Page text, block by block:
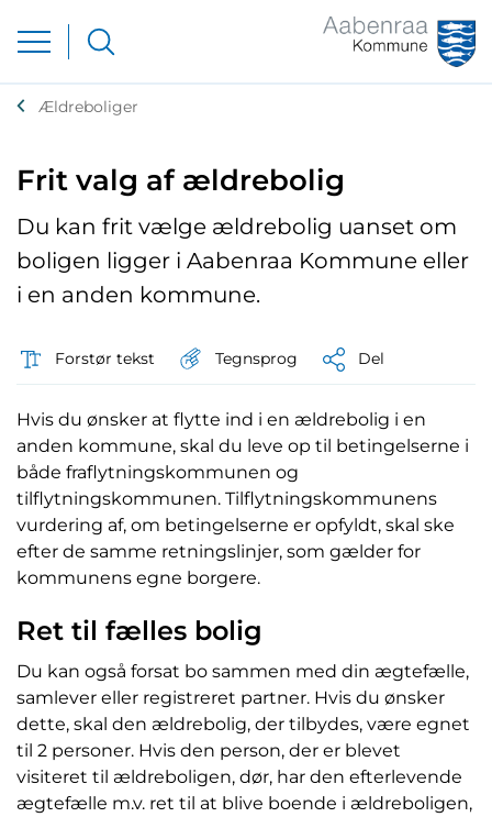
Ældreboliger
Frit valg af ældrebolig
Du kan frit vælge ældrebolig uanset om
boligen ligger i Aabenraa Kommune eller
i en anden kommune.
Forstør tekst Tegnsprog Del
Hvis du ønsker at flytte ind i en ældrebolig i en
anden kommune, skal du leve op til betingelserne i
både fraflytningskommunen og
tilflytningskommunen. Tilflytningskommunens
vurdering af, om betingelserne er opfyldt, skal ske
efter de samme retningslinjer, som gælder for
kommunens egne borgere.
Ret til fælles bolig
Du kan også forsat bo sammen med din ægtefælle,
samlever eller registreret partner. Hvis du ønsker
dette, skal den ældrebolig, der tilbydes, være egnet
til 2 personer. Hvis den person, der er blevet
visiteret til ældreboligen, dør, har den efterlevende
ægtefælle m.v. ret til at blive boende i ældreboligen,